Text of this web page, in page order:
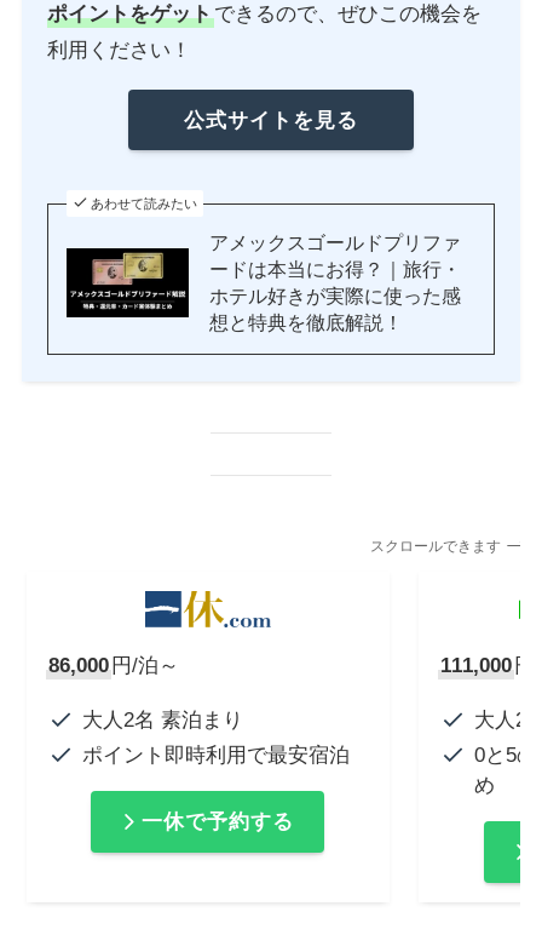
ポイントをゲットできるので、ぜひこの機会を
利用ください！
公式サイトを見る
あわせて読みたい
アメックスゴールドプリファ
ードは本当にお得？｜旅行・
ホテル好きが実際に使った感
想と特典を徹底解説！
スクロールできます
86,000 円/泊～
大人2名 素泊まり
ポイント即時利用で最安宿泊
一休で予約する
111,000 円
大人2
0と5
め